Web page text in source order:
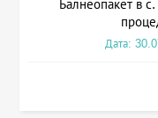
Балнеопакет в
Дата: